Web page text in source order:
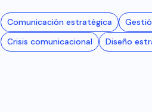
Comunicación estratégica
Crisis comunicacional
Diseño